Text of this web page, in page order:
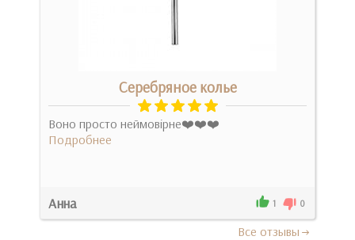
Серебряное колье
Воно просто неймовірне❤️❤️❤️
Подробнее
Анна 1 0
Все отзывы